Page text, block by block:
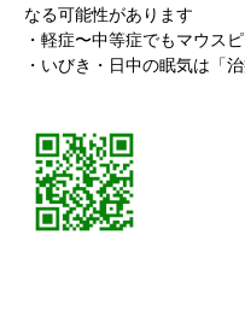
なる可能性があります
・軽症〜中等症でもマウス
・いびき・日中の眠気は「